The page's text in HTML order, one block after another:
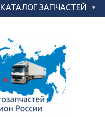
КАТАЛОГ ЗАПЧАСТЕЙ